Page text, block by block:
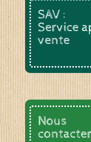
SAV :
Service
vente
Nous
contacter